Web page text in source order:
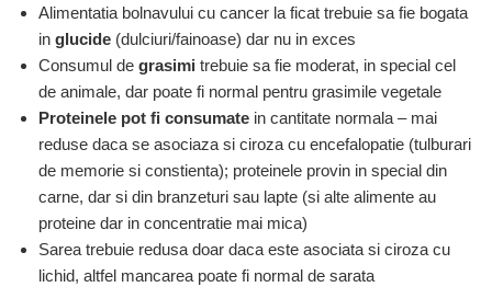
Alimentatia bolnavului cu cancer la ficat trebuie sa fie bogata
in glucide (dulciuri/fainoase) dar nu in exces
Consumul de grasimi trebuie sa fie moderat, in special cel
de animale, dar poate fi normal pentru grasimile vegetale
Proteinele pot fi consumate in cantitate normala – mai
reduse daca se asociaza si ciroza cu encefalopatie (tulburari
de memorie si constienta); proteinele provin in special din
carne, dar si din branzeturi sau lapte (si alte alimente au
proteine dar in concentratie mai mica)
Sarea trebuie redusa doar daca este asociata si ciroza cu
lichid, altfel mancarea poate fi normal de sarata